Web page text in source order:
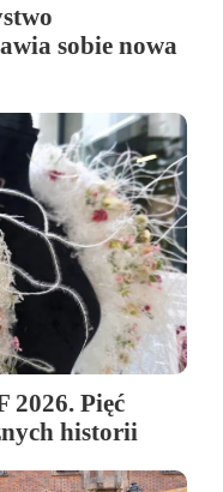
sobie nowa
2026. Pięć
historii